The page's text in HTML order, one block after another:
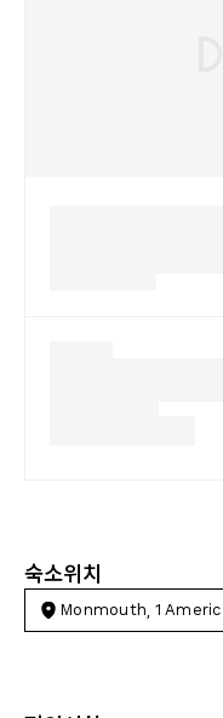
숙소위치
Monmouth, 1